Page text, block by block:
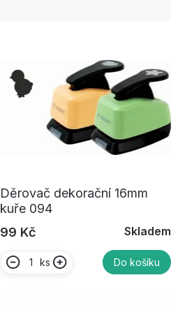
Děrovač dekorační 16mm
kuře 094
99 Kč
Skladem
ks Do košíku